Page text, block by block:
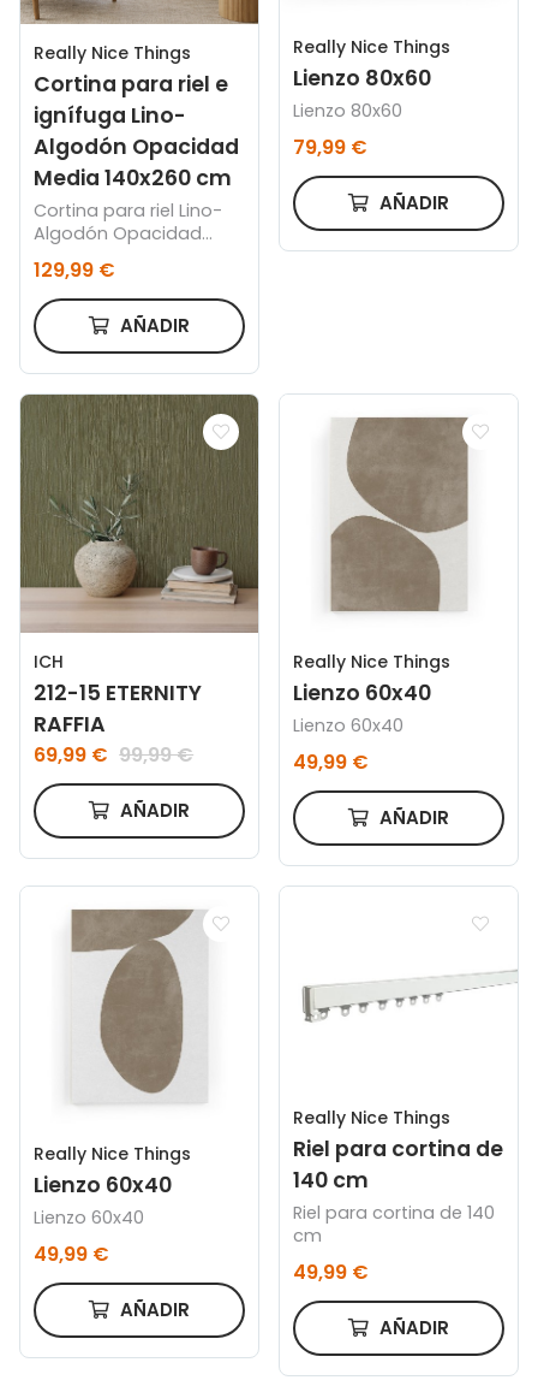
Really Nice Things
Cortina para riel e
ignífuga Lino-
Algodón Opacidad
Media 140x260 cm
Cortina para riel Lino-
Algodón Opacidad
129,99 €
AÑADIR
Really Nice Things
Lienzo 80x60
Lienzo 80x60
79,99 €
AÑADIR
ICH
212-15 ETERNITY
RAFFIA
69,99 € 99,99 €
AÑADIR
Really Nice Things
Lienzo 60x40
Lienzo 60x40
49,99 €
AÑADIR
Really Nice Things
Lienzo 60x40
Lienzo 60x40
49,99 €
AÑADIR
Really Nice Things
Riel para cortina de
140 cm
Riel para cortina de 140
cm
49,99 €
AÑADIR